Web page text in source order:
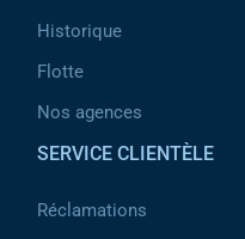
Historique
Flotte
Nos agences
SERVICE CLIENTÈLE
Réclamations